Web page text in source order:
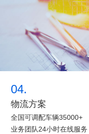
04.
物流方案
全国可调配车辆35000+
业务团队24小时在线服务